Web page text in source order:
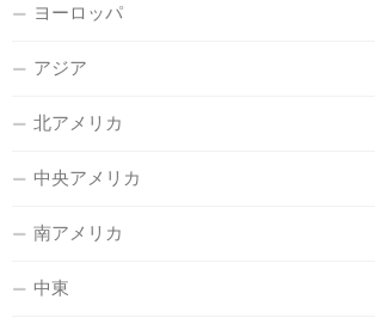
ヨーロッパ
アジア
北アメリカ
中央アメリカ
南アメリカ
中東